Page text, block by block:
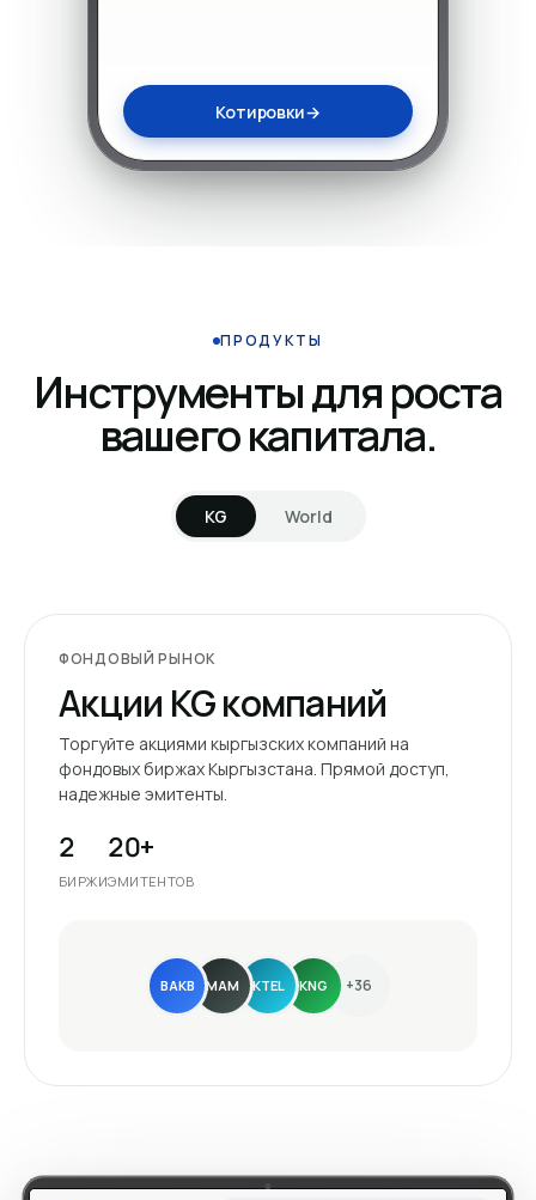
Котировки→
ПРОДУКТЫ
Инструменты для роста
вашего капитала.
KG World
ФОНДОВЫЙ РЫНОК
Акции KG компаний
Торгуйте акциями кыргызских компаний на
фондовых биржах Кыргызстана. Прямой доступ,
надежные эмитенты.
2
БИРЖИ
20+
ЭМИТЕНТОВ
BAKB MAM KTEL KNG +36